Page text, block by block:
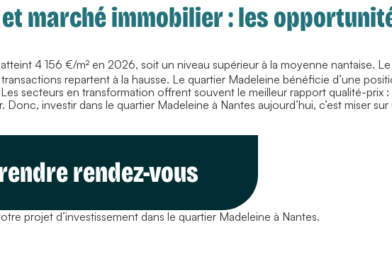
marché immobilier : les
4 156 €/m² en 2026, soit un niveau supérieur à la moyenne nantaise. Le
repartent à la hausse. Le quartier Madeleine bénéficie d’une
secteurs en transformation offrent souvent le meilleur rapport qualité-prix :
investir dans le quartier Madeleine à Nantes aujourd’hui, c’est miser
rendez-vous
projet d’investissement dans le quartier Madeleine à Nantes.